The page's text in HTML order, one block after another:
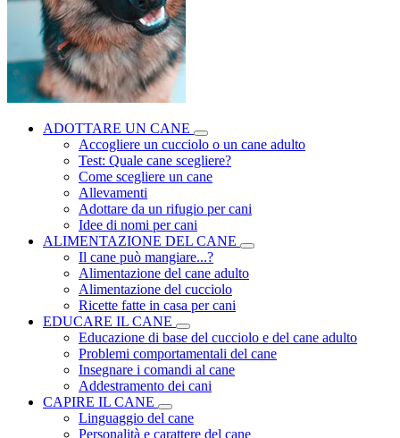
ADOTTARE UN CANE
Accogliere un cucciolo o un cane adulto
Test: Quale cane scegliere?
Come scegliere un cane
Allevamenti
Adottare da un rifugio per cani
Idee di nomi per cani
ALIMENTAZIONE DEL CANE
Il cane può mangiare...?
Alimentazione del cane adulto
Alimentazione del cucciolo
Ricette fatte in casa per cani
EDUCARE IL CANE
Educazione di base del cucciolo e del cane adulto
Problemi comportamentali del cane
Insegnare i comandi al cane
Addestramento dei cani
CAPIRE IL CANE
Linguaggio del cane
Personalità e carattere del cane